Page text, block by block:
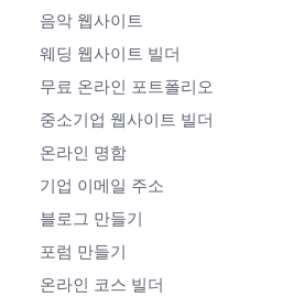
음악 웹사이트
웨딩 웹사이트 빌더
무료 온라인 포트폴리오
중소기업 웹사이트 빌더
온라인 명함
기업 이메일 주소
블로그 만들기
포럼 만들기
온라인 코스 빌더